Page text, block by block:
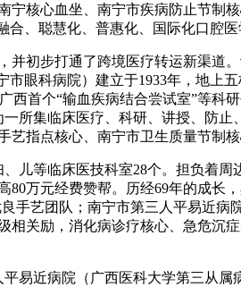
心血坐、南宁市疾病防止节制
、聪慧化、普惠化、国际化口腔
步打通了跨境医疗转运新渠道
眼科病院）建立于1933年，地上
西首个“输血疾病结合尝试室”等
所集临床医疗、科研、讲授、防
指点核心、南宁市卫生质量节制核
等临床医技科室28个。担负着周
万元经费赞帮。历经69年的成
手艺团队；南宁市第三人平易近
相关励，消化病诊疗核心、急危
近病院（广西医科大学第三从属